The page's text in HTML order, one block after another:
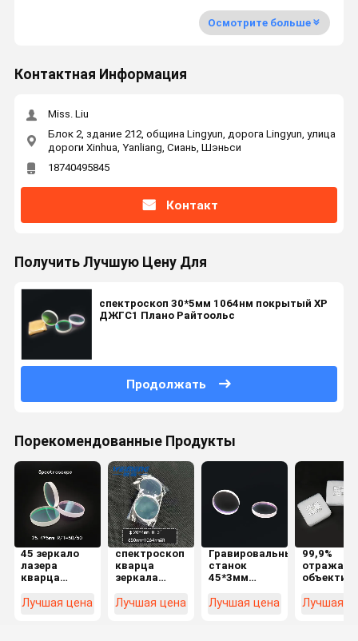
Осмотрите больше
Контактная Информация
Miss. Liu
Блок 2, здание 212, община Lingyun, дорога Lingyun, улица
дороги Xinhua, Yanliang, Сиань, Шэньси
18740495845
Контакт
Получить Лучшую Цену Для
спектроскоп 30*5мм 1064нм покрытый ХР
ДЖГС1 Плано Райтоольс
Продолжать
Порекомендованные Продукты
45 зеркало
лазера
кварца
степени
Лучшая цена
спектроскоп
кварца
зеркала
1064nmAR
Лучшая цена
Гравировальный
станок
45*3мм
лазера 40/20
Лучшая цена
99,9%
объектив
40*3мм Х-
Лучшая